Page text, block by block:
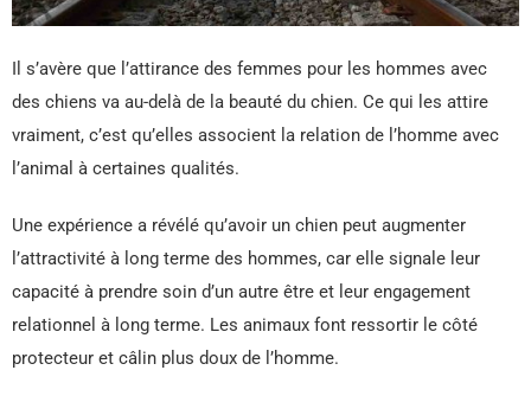
Il s’avère que l’attirance des femmes pour les hommes avec
des chiens va au-delà de la beauté du chien. Ce qui les attire
vraiment, c’est qu’elles associent la relation de l’homme avec
l’animal à certaines qualités.
Une expérience a révélé qu’avoir un chien peut augmenter
l’attractivité à long terme des hommes, car elle signale leur
capacité à prendre soin d’un autre être et leur engagement
relationnel à long terme. Les animaux font ressortir le côté
protecteur et câlin plus doux de l’homme.